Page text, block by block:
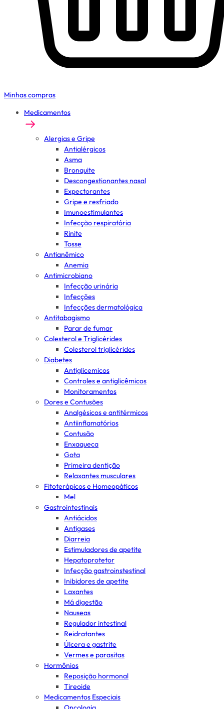
Minhas compras
Medicamentos
Alergias e Gripe
Antialérgicos
Asma
Bronquite
Descongestionantes nasal
Expectorantes
Gripe e resfriado
Imunoestimulantes
Infecção respiratória
Rinite
Tosse
Antianêmico
Anemia
Antimicrobiano
Infecção urinária
Infecções
Infecções dermatológica
Antitabagismo
Parar de fumar
Colesterol e Triglicérides
Colesterol triglicérides
Diabetes
Antiglicemicos
Controles e antiglicêmicos
Monitoramentos
Dores e Contusões
Analgésicos e antitérmicos
Antiinflamatórios
Contusão
Enxaqueca
Gota
Primeira dentição
Relaxantes musculares
Fitoterápicos e Homeopáticos
Mel
Gastrointestinais
Antiácidos
Antigases
Diarreia
Estimuladores de apetite
Hepatoprotetor
Infecção gastroinstestinal
Inibidores de apetite
Laxantes
Má digestão
Nauseas
Regulador intestinal
Reidratantes
Úlcera e gastrite
Vermes e parasitas
Hormônios
Reposição hormonal
Tireoide
Medicamentos Especiais